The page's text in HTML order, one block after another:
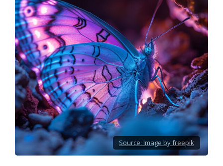
Source: Image by freepik